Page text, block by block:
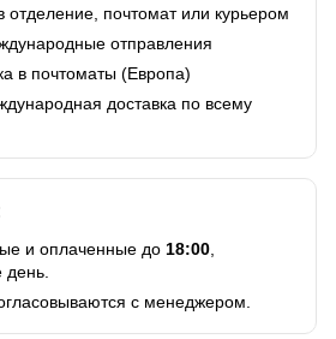
почтомат или курьером
отправления
в почтоматы (Европа)
доставка по всему
и оплаченные до 18:00
с менеджером.